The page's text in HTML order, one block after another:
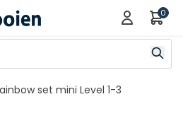
0
set mini Level 1-3